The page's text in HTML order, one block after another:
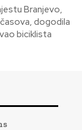
Branjevo,
dogodila
biciklista